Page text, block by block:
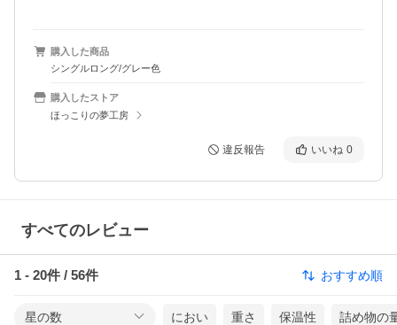
購入した商品
シングルロング/グレー色
購入したストア
ほっこりの夢工房
違反報告 いいね 0
すべてのレビュー
1 - 20件 / 56件 おすすめ順
星の数 におい 重さ 保温性 詰め物の